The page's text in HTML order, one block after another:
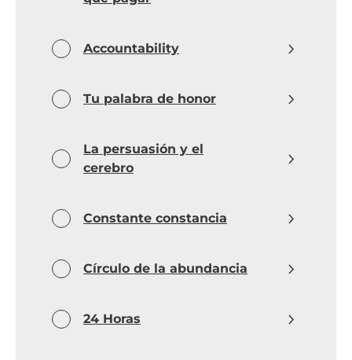
Accountability
Tu palabra de honor
La persuasión y el
cerebro
Constante constancia
Círculo de la abundancia
24 Horas